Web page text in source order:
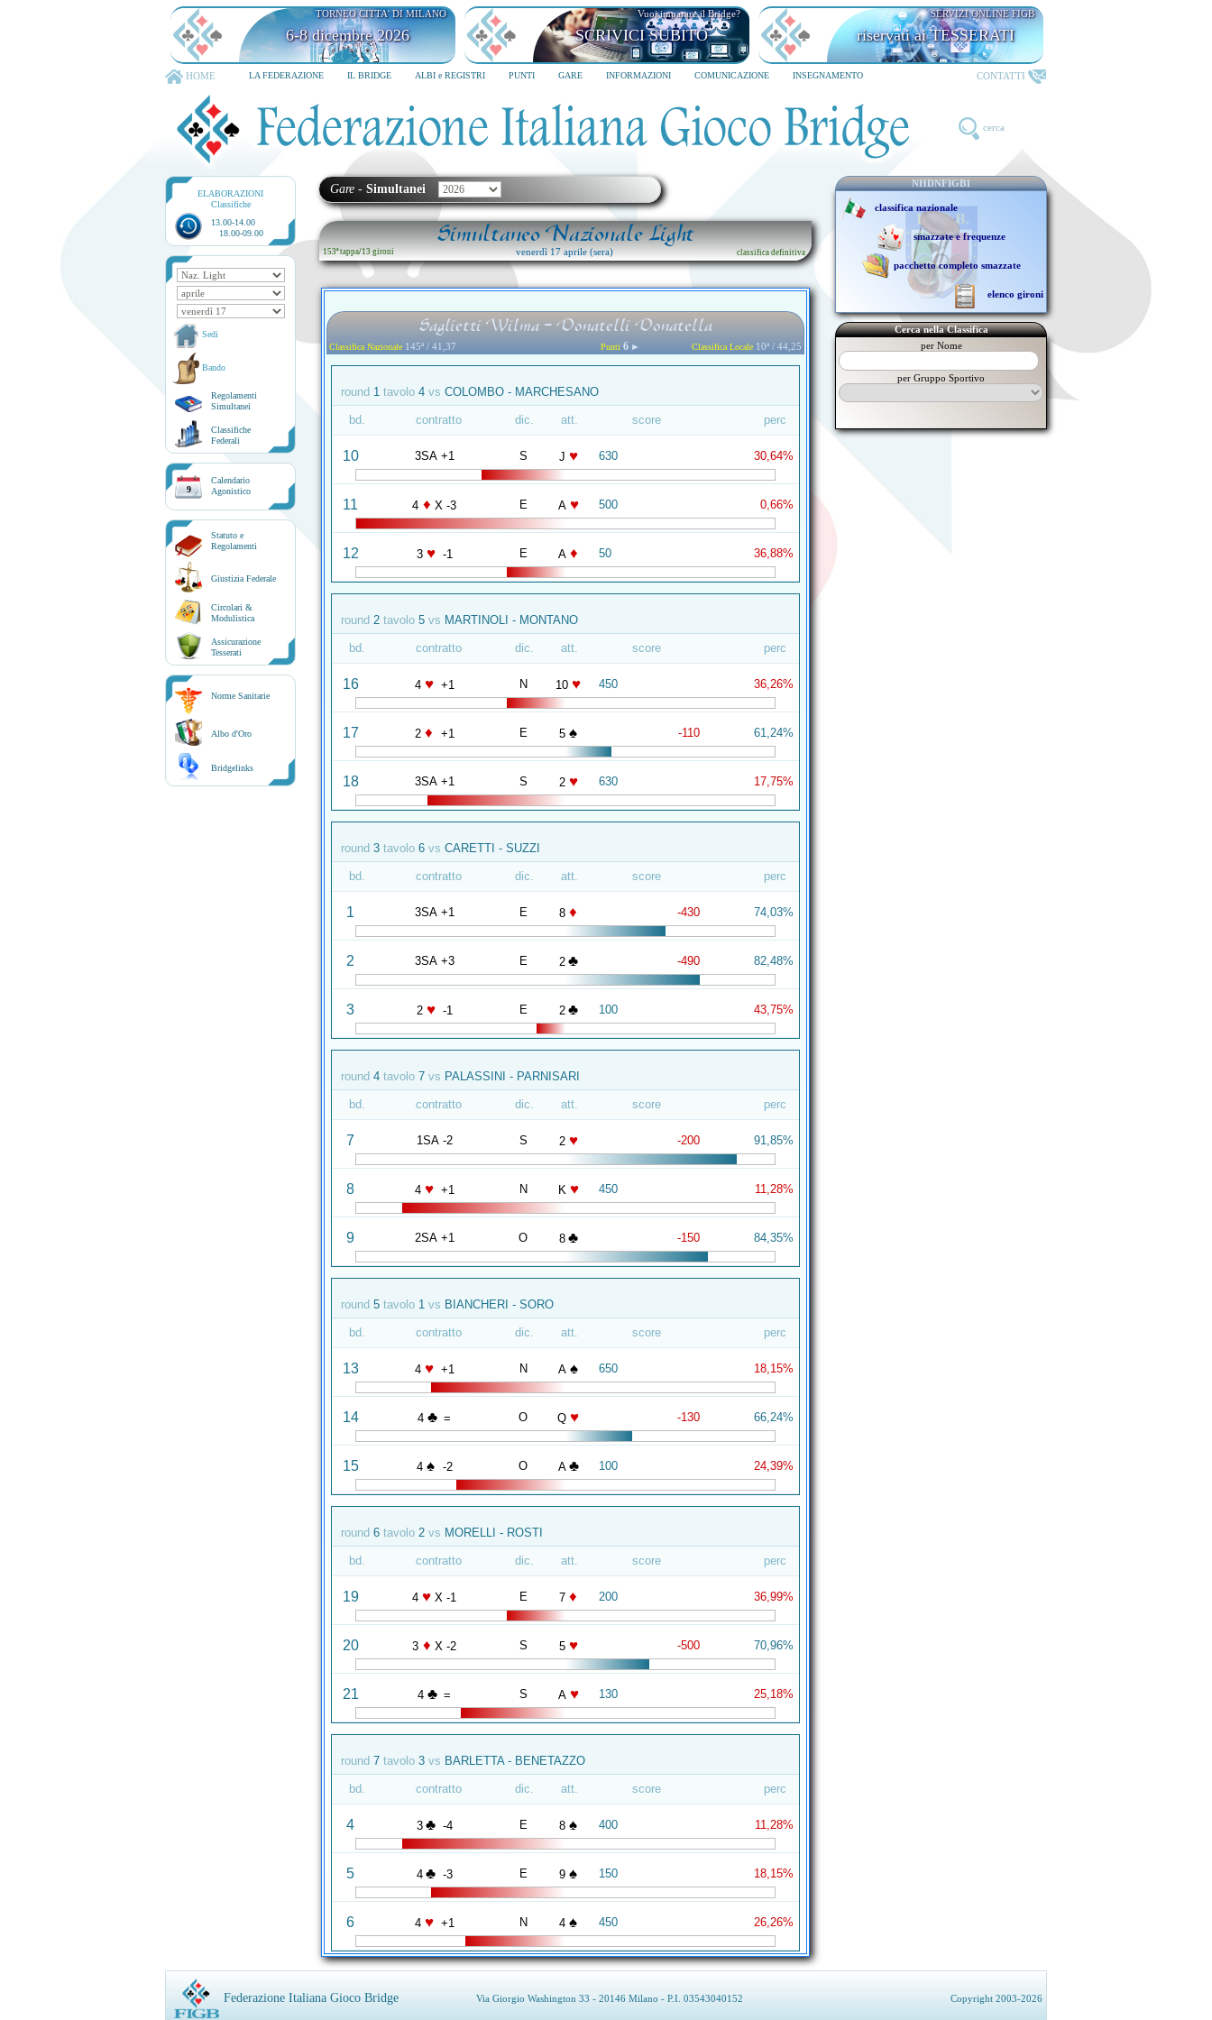
TORNEO CITTA' DI MILANO
6-8 dicembre 2026
Vuoi imparare il Bridge?
SCRIVICI SUBITO
SERVIZI ONLINE FIGB
riservati ai TESSERATI
HOME LA FEDERAZIONE IL BRIDGE ALBI e REGISTRI PUNTI GARE INFORMAZIONI COMUNICAZIONE INSEGNAMENTO CONTATTI
cerca
ELABORAZIONI
Classifiche
13.00-14.00
18.00-09.00
Sedi
Bando
Regolamenti
Simultanei
Classifiche
Federali
9
Calendario
Agonistico
Statuto e
Regolamenti
Giustizia Federale
Circolari &
Modulistica
Assicurazione
Tesserati
Norme Sanitarie
Albo d'Oro
Bridgelinks
Gare - Simultanei
Simultaneo Nazionale Light
153ª tappa/13 gironi venerdì 17 aprile (sera) classifica definitiva
Saglietti Wilma - Donatelli Donatella
Classifica Nazionale 145ª / 41,37 Punti 6 ► Classifica Locale 10ª / 44,25
round 1 tavolo 4 vs COLOMBO - MARCHESANO
bd. contratto dic. att. score perc
10 3SA +1 S J ♥ 630 30,64%
11 4 ♦ X -3 E A ♥ 500 0,66%
12 3 ♥ -1 E A ♦ 50 36,88%
round 2 tavolo 5 vs MARTINOLI - MONTANO
bd. contratto dic. att. score perc
16 4 ♥ +1 N 10 ♥ 450 36,26%
17 2 ♦ +1 E 5 ♠ -110 61,24%
18 3SA +1 S 2 ♥ 630 17,75%
round 3 tavolo 6 vs CARETTI - SUZZI
bd. contratto dic. att. score perc
1 3SA +1 E 8 ♦ -430 74,03%
2 3SA +3 E 2 ♣ -490 82,48%
3 2 ♥ -1 E 2 ♣ 100 43,75%
round 4 tavolo 7 vs PALASSINI - PARNISARI
bd. contratto dic. att. score perc
7 1SA -2 S 2 ♥ -200 91,85%
8 4 ♥ +1 N K ♥ 450 11,28%
9 2SA +1 O 8 ♣ -150 84,35%
round 5 tavolo 1 vs BIANCHERI - SORO
bd. contratto dic. att. score perc
13 4 ♥ +1 N A ♠ 650 18,15%
14 4 ♣ = O Q ♥ -130 66,24%
15 4 ♠ -2 O A ♣ 100 24,39%
round 6 tavolo 2 vs MORELLI - ROSTI
bd. contratto dic. att. score perc
19 4 ♥ X -1 E 7 ♦ 200 36,99%
20 3 ♦ X -2 S 5 ♥ -500 70,96%
21 4 ♣ = S A ♥ 130 25,18%
round 7 tavolo 3 vs BARLETTA - BENETAZZO
bd. contratto dic. att. score perc
4 3 ♣ -4 E 8 ♠ 400 11,28%
5 4 ♣ -3 E 9 ♠ 150 18,15%
6 4 ♥ +1 N 4 ♠ 450 26,26%
NHDNFIGB1
classifica nazionale
smazzate e frequenze
pacchetto completo smazzate
elenco gironi
Cerca nella Classifica
per Nome
per Gruppo Sportivo
Federazione Italiana Gioco Bridge Via Giorgio Washington 33 - 20146 Milano - P.I. 03543040152 Copyright 2003-2026